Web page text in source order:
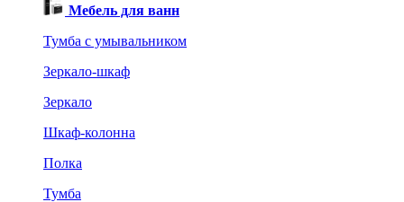
Мебель для ванн
Тумба с умывальником
Зеркало-шкаф
Зеркало
Шкаф-колонна
Полка
Тумба